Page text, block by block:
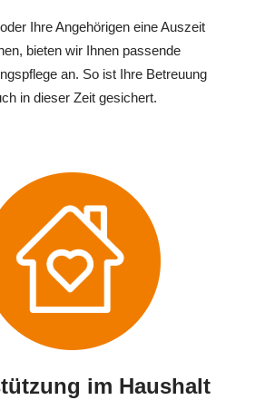
Ihre Angehörigen eine Auszeit
bieten wir Ihnen passende
an. So ist Ihre Betreuung
in dieser Zeit gesichert.
im Haushalt